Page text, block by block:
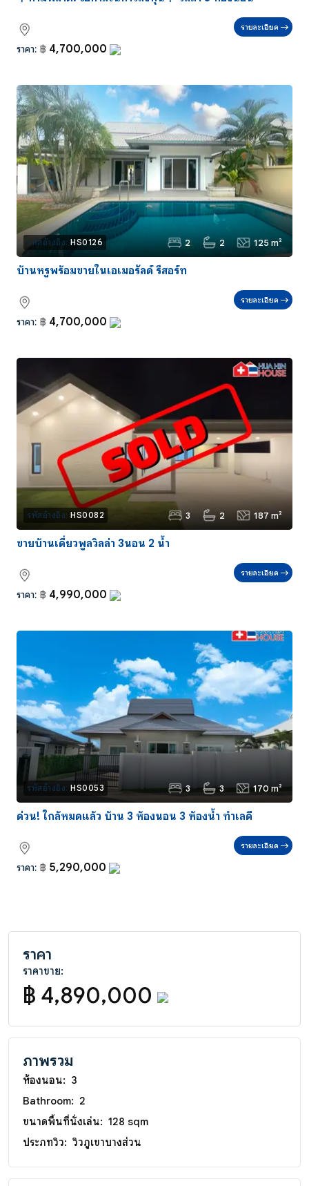
ราคา: ฿ 4,700,000
รายละเอียด
รหัสอ้างอิง: HS0126 2 2 125 m²
บ้านหรูพร้อมขายในเอเมอรัลด์ รีสอร์ท
ราคา: ฿ 4,700,000
รายละเอียด
รหัสอ้างอิง: HS0082 3 2 187 m²
ขายบ้านเดี่ยวพูลวิลล่า 3นอน 2 น้ำ
ราคา: ฿ 4,990,000
รายละเอียด
รหัสอ้างอิง: HS0053 3 3 170 m²
ด่วน! ใกล้หมดแล้ว บ้าน 3 ห้องนอน 3 ห้องน้ำ ทำเลดี
ราคา: ฿ 5,290,000
รายละเอียด
ราคา
ราคาขาย:
฿ 4,890,000
ภาพรวม
ห้องนอน: 3
Bathroom: 2
ขนาดพื้นที่นั่งเล่น: 128 sqm
ประภทวิว: วิวภูเขาบางส่วน